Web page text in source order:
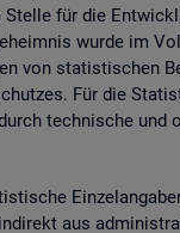
für die
wurde im
von sta­tis­ti­schen
Für die
tech­ni­sche und
aus